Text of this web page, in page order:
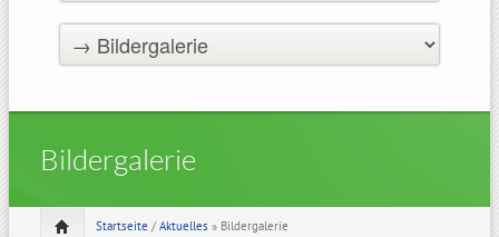
Bildergalerie
Startseite / Aktuelles » Bildergalerie